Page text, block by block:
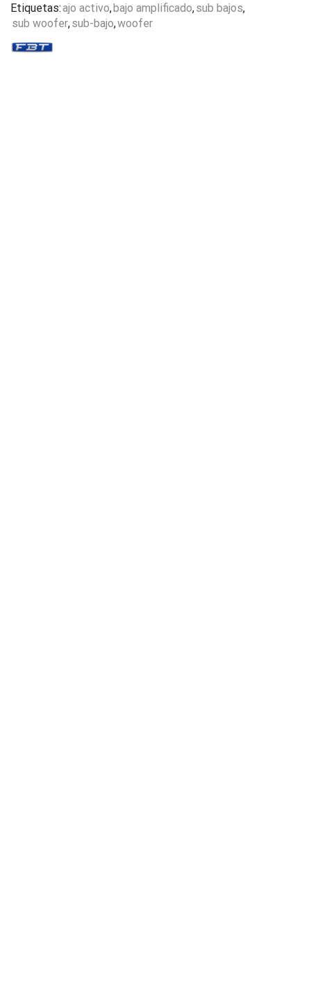
Etiquetas:ajo activo,bajo amplificado,sub bajos,
sub woofer,sub-bajo,woofer